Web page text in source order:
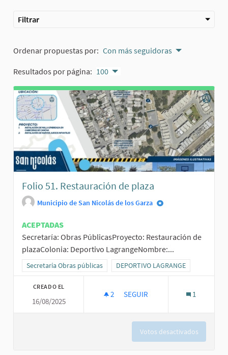
Filtrar
Ordenar propuestas por: Con más seguidoras
Resultados por página: 100
Folio 51. Restauración de plaza
Municipio de San Nicolás de los Garza
ACEPTADAS
Secretaría: Obras PúblicasProyecto: Restauración de
plazaColonia: Deportivo LagrangeNombre:...
Resultados al filtrar por la categoría: Secretaría Obras públicas
Secretaría Obras públicas Resultados al filtrar por el ámbito:
DEPORTIVO LAGRANGE
CREADO EL
16/08/2025
2 2 SEGUIDORAS
SEGUIR 1
Votos desactivados